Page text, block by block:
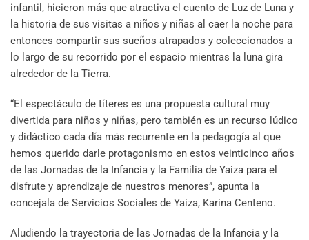
infantil, hicieron más que atractiva el cuento de Luz de Luna y
la historia de sus visitas a niños y niñas al caer la noche para
entonces compartir sus sueños atrapados y coleccionados a
lo largo de su recorrido por el espacio mientras la luna gira
alrededor de la Tierra.
“El espectáculo de títeres es una propuesta cultural muy
divertida para niños y niñas, pero también es un recurso lúdico
y didáctico cada día más recurrente en la pedagogía al que
hemos querido darle protagonismo en estos veinticinco años
de las Jornadas de la Infancia y la Familia de Yaiza para el
disfrute y aprendizaje de nuestros menores”, apunta la
concejala de Servicios Sociales de Yaiza, Karina Centeno.
Aludiendo la trayectoria de las Jornadas de la Infancia y la